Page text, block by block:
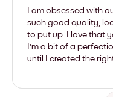
I am obsessed with
such good quality,
to put up. I love that
I'm a bit of a
until I created the